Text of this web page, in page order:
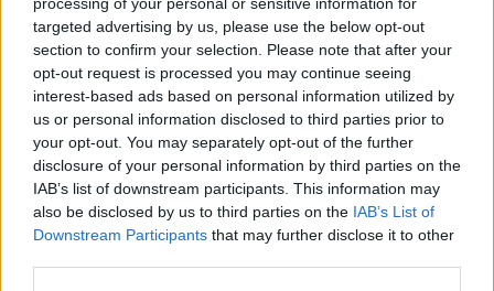
targeted advertising by us, please use the below opt-out
section to confirm your selection. Please note that after your
opt-out request is processed you may continue seeing
interest-based ads based on personal information utilized by
us or personal information disclosed to third parties prior to
your opt-out. You may separately opt-out of the further
disclosure of your personal information by third parties on the
IAB’s list of downstream participants. This information may
also be disclosed by us to third parties on the IAB’s List of
Downstream Participants that may further disclose it to other
estas conquistas siguen siendo un
camino abierto para el mañana"